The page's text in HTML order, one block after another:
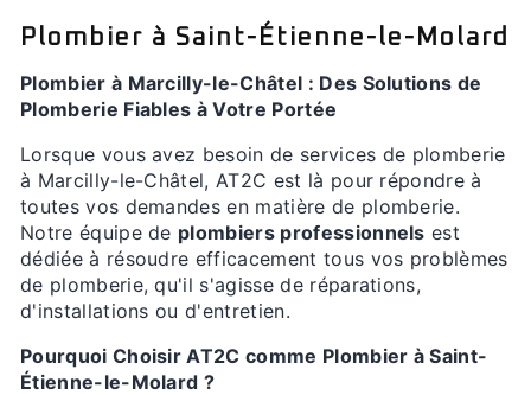
Plombier à Saint-Étienne-le-Molard
Plombier à Marcilly-le-Châtel : Des Solutions de
Plomberie Fiables à Votre Portée
Lorsque vous avez besoin de services de plomberie
à Marcilly-le-Châtel, AT2C est là pour répondre à
toutes vos demandes en matière de plomberie.
Notre équipe de plombiers professionnels est
dédiée à résoudre efficacement tous vos problèmes
de plomberie, qu'il s'agisse de réparations,
d'installations ou d'entretien.
Pourquoi Choisir AT2C comme Plombier à Saint-
Étienne-le-Molard ?